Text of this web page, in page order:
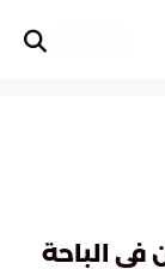
في الباحة